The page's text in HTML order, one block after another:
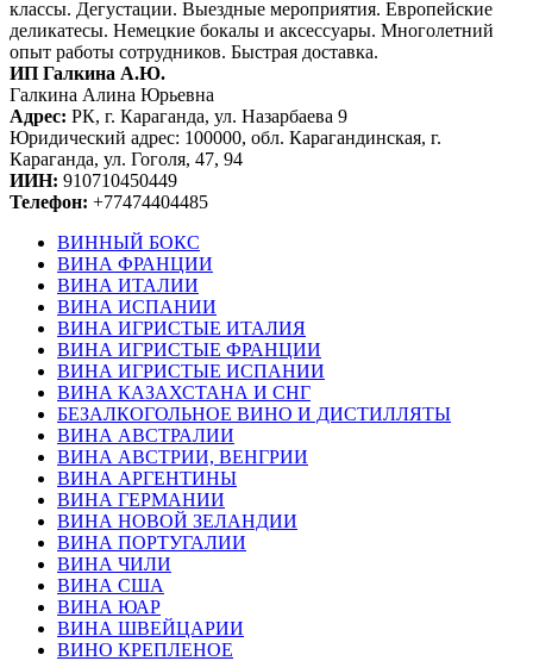
классы. Дегустации. Выездные мероприятия. Европейские
деликатесы. Немецкие бокалы и аксессуары. Многолетний
опыт работы сотрудников. Быстрая доставка.
ИП Галкина А.Ю.
Галкина Алина Юрьевна
Адрес: РК, г. Караганда, ул. Назарбаева 9
Юридический адрес: 100000, обл. Карагандинская, г.
Караганда, ул. Гоголя, 47, 94
ИИН: 910710450449
Телефон: +77474404485
ВИННЫЙ БОКС
ВИНА ФРАНЦИИ
ВИНА ИТАЛИИ
ВИНА ИСПАНИИ
ВИНА ИГРИСТЫЕ ИТАЛИЯ
ВИНА ИГРИСТЫЕ ФРАНЦИИ
ВИНА ИГРИСТЫЕ ИСПАНИИ
ВИНА КАЗАХСТАНА И СНГ
БЕЗАЛКОГОЛЬНОЕ ВИНО И ДИСТИЛЛЯТЫ
ВИНА АВСТРАЛИИ
ВИНА АВСТРИИ, ВЕНГРИИ
ВИНА АРГЕНТИНЫ
ВИНА ГЕРМАНИИ
ВИНА НОВОЙ ЗЕЛАНДИИ
ВИНА ПОРТУГАЛИИ
ВИНА ЧИЛИ
ВИНА США
ВИНА ЮАР
ВИНА ШВЕЙЦАРИИ
ВИНО КРЕПЛЕНОЕ